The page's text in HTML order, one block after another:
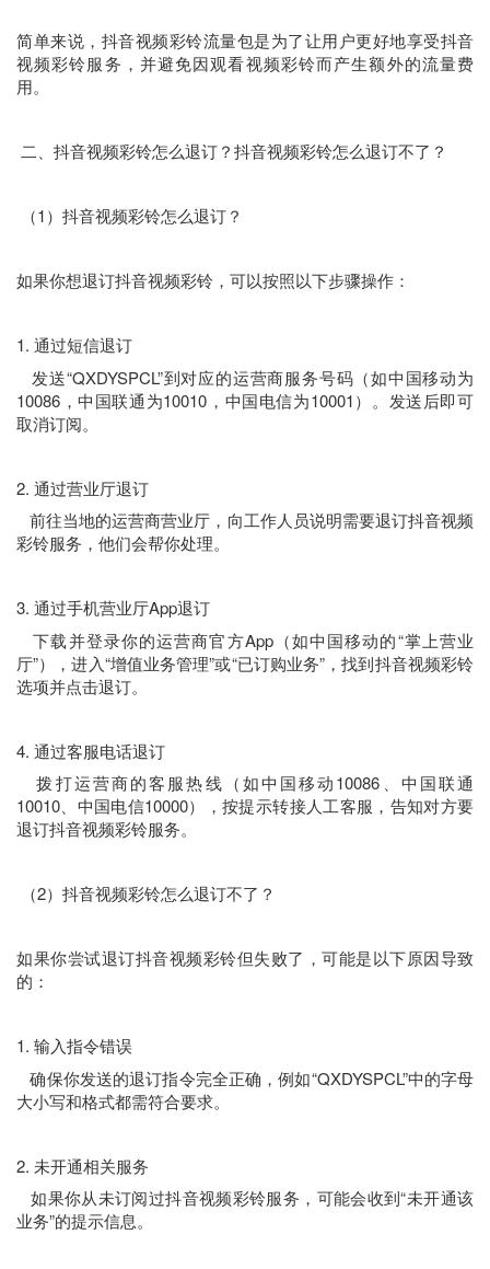
简单来说，抖音视频彩铃流量包是为了让用户更好地享受抖音
视频彩铃服务，并避免因观看视频彩铃而产生额外的流量费
用。
二、抖音视频彩铃怎么退订？抖音视频彩铃怎么退订不了？
（1）抖音视频彩铃怎么退订？
如果你想退订抖音视频彩铃，可以按照以下步骤操作：
1. 通过短信退订
发送“QXDYSPCL”到对应的运营商服务号码（如中国移动为
10086，中国联通为10010，中国电信为10001）。发送后即可
取消订阅。
2. 通过营业厅退订
前往当地的运营商营业厅，向工作人员说明需要退订抖音视频
彩铃服务，他们会帮你处理。
3. 通过手机营业厅App退订
下载并登录你的运营商官方App（如中国移动的“掌上营业
厅”），进入“增值业务管理”或“已订购业务”，找到抖音视频彩铃
选项并点击退订。
4. 通过客服电话退订
拨打运营商的客服热线（如中国移动10086、中国联通
10010、中国电信10000），按提示转接人工客服，告知对方要
退订抖音视频彩铃服务。
（2）抖音视频彩铃怎么退订不了？
如果你尝试退订抖音视频彩铃但失败了，可能是以下原因导致
的：
1. 输入指令错误
确保你发送的退订指令完全正确，例如“QXDYSPCL”中的字母
大小写和格式都需符合要求。
2. 未开通相关服务
如果你从未订阅过抖音视频彩铃服务，可能会收到“未开通该
业务”的提示信息。